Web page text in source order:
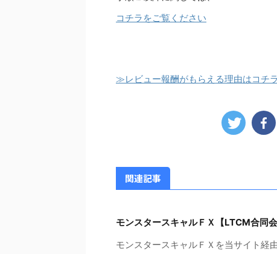
コチラをご覧ください
≫レビュー報酬がもらえる理由はコチラ
関連記事
モンスタースキャルＦＸ【LTCM合同
モンスタースキャルＦＸを当サイト経